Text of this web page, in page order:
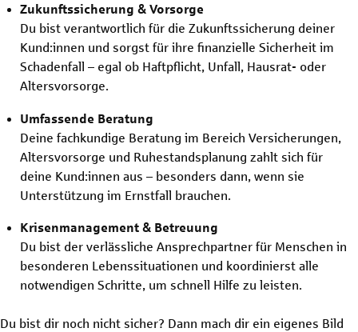
Zukunftssicherung & Vorsorge
Du bist verantwortlich für die Zukunftssicherung deiner
Kund:innen und sorgst für ihre finanzielle Sicherheit im
Schadenfall – egal ob Haftpflicht, Unfall, Hausrat- oder
Altersvorsorge.
Umfassende Beratung
Deine fachkundige Beratung im Bereich Versicherungen,
Altersvorsorge und Ruhestandsplanung zahlt sich für
deine Kund:innen aus – besonders dann, wenn sie
Unterstützung im Ernstfall brauchen.
Krisenmanagement & Betreuung
Du bist der verlässliche Ansprechpartner für Menschen in
besonderen Lebenssituationen und koordinierst alle
notwendigen Schritte, um schnell Hilfe zu leisten.
Du bist dir noch nicht sicher? Dann mach dir ein eigenes Bild